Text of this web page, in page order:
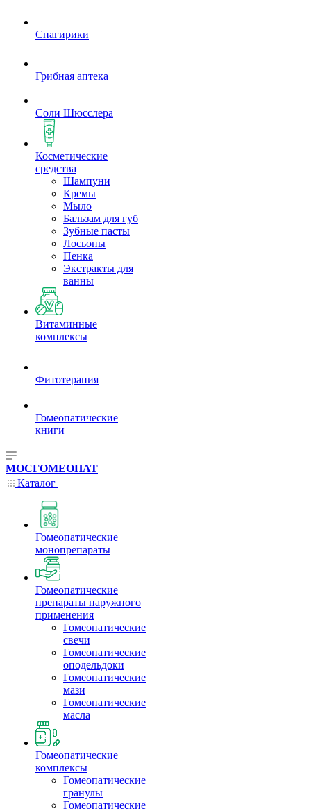
Спагирики
Грибная аптека
Соли Шюсслера
Косметические
средства
Шампуни
Кремы
Мыло
Бальзам для губ
Зубные пасты
Лосьоны
Пенка
Экстракты для
ванны
Витаминные
комплексы
Фитотерапия
Гомеопатические
книги
МОСГОМЕОПАТ
Каталог
Гомеопатические
монопрепараты
Гомеопатические
препараты наружного
применения
Гомеопатические
свечи
Гомеопатические
оподельдоки
Гомеопатические
мази
Гомеопатические
масла
Гомеопатические
комплексы
Гомеопатические
гранулы
Гомеопатические